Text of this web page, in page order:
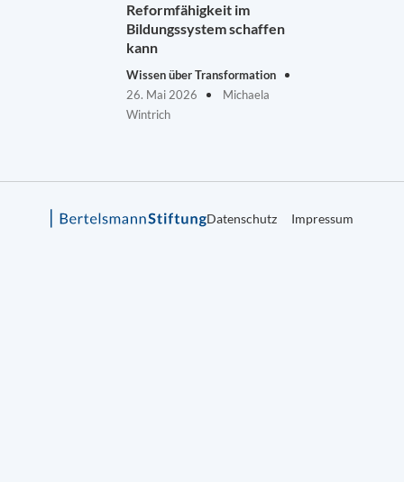
Reformfähigkeit im
Bildungssystem schaffen
kann
Wissen über Transformation
26. Mai 2026
Michaela
Wintrich
Datenschutz Impressum